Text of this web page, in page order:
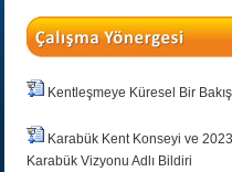
Kentleşmeye Küresel Bir Bakış
Karabük Kent Konseyi ve 2023
Karabük Vizyonu Adlı Bildiri